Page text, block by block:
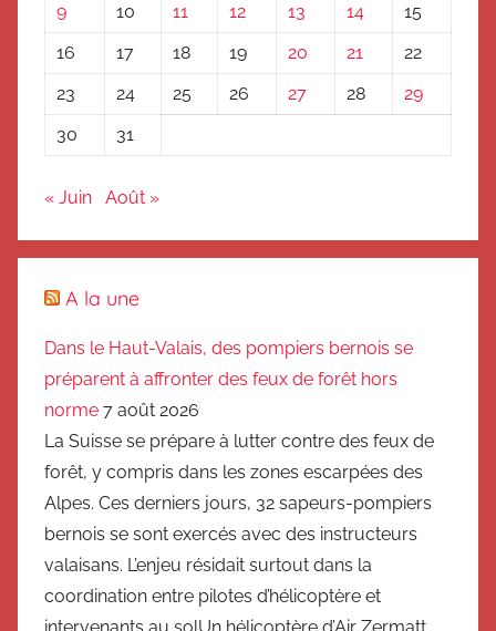
9
10 11 12 13 14
15
16
17 18 19 20 21
22
23
24 25 26 27 28
29
30
31
« Juin Août »
A la une
Dans le Haut-Valais, des pompiers bernois se
préparent à affronter des feux de forêt hors
norme 7 août 2026
La Suisse se prépare à lutter contre des feux de
forêt, y compris dans les zones escarpées des
Alpes. Ces derniers jours, 32 sapeurs-pompiers
bernois se sont exercés avec des instructeurs
valaisans. L’enjeu résidait surtout dans la
coordination entre pilotes d’hélicoptère et